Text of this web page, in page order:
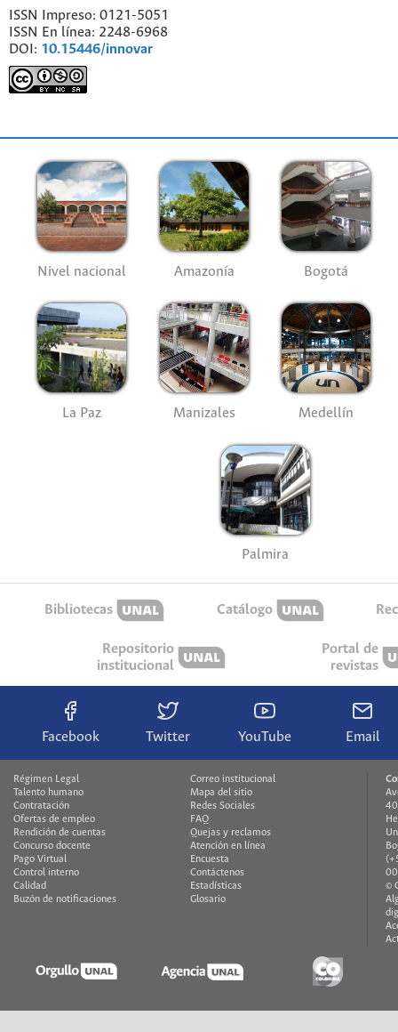
ISSN Impreso: 0121-5051
ISSN En línea: 2248-6968
DOI: 10.15446/innovar
Nivel nacional Amazonía Bogotá
La Paz Manizales Medellín
Palmira
Bibliotecas Catálogo
Repositorio
institucional
Portal de
revistas
Facebook Twitter YouTube Email
Régimen Legal
Talento humano
Contratación
Ofertas de empleo
Rendición de cuentas
Concurso docente
Pago Virtual
Control interno
Calidad
Buzón de notificaciones
Correo institucional
Mapa del sitio
Redes Sociales
FAQ
Quejas y reclamos
Atención en línea
Encuesta
Contáctenos
Estadísticas
Glosario
©